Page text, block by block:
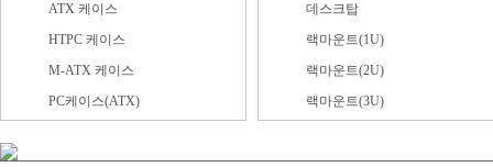
ATX 케이스
HTPC 케이스
M-ATX 케이스
PC케이스(ATX)
PC케이스(RTX)
데스크탑
랙마운트(1U)
랙마운트(2U)
랙마운트(3U)
마이크로타워